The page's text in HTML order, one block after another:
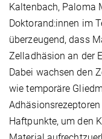
Kaltenbach, Paloma
Doktorand:innen im
überzeugend, dass
Zelladhäsion an der
Dabei wachsen den
wie temporäre
Haftpunkte, um den